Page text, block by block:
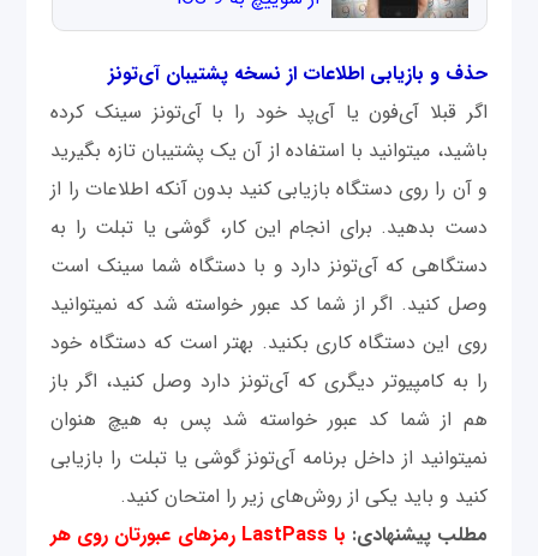
حذف و بازیابی اطلاعات از نسخه پشتیبان آی‌تونز
اگر قبلا آی‌فون یا آی‌پد خود را با آی‌تونز سینک کرده
باشید، می‫توانید با استفاده از آن یک پشتیبان تازه بگیرید
و آن را روی دستگاه بازیابی کنید بدون آن‫که اطلاعات را از
دست بدهید. برای انجام این کار، گوشی یا تبلت را به
دستگاهی که آی‌تونز دارد و با دستگاه شما سینک است
وصل کنید. اگر از شما کد عبور خواسته شد که نمی‫توانید
روی این دستگاه کاری بکنید. بهتر است که دستگاه خود
را به کامپیوتر دیگری که آی‌تونز دارد وصل کنید، اگر باز
هم از شما کد عبور خواسته شد پس به هیچ هنوان
نمی‫توانید از داخل برنامه آی‌تونز گوشی یا تبلت را بازیابی
کنید و باید یکی از روش‌های زیر را امتحان کنید.
مطلب پیشنهادی:
با LastPass رمزهای عبورتان روی هر